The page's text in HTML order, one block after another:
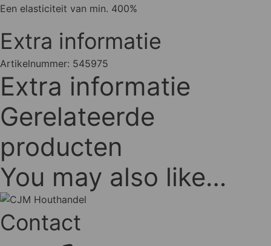
Een elasticiteit van min. 400%
Extra informatie
Artikelnummer: 545975
Extra informatie
Gerelateerde
producten
You may also like…
Contact